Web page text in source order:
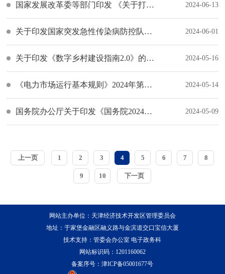
国家发展改革委等部门印发 《关于打造消费新场景培育消费新增长点的措施》的通知 2024-06-13
关于印发国家突发急性传染病防控队伍管理办法的通知 2024-06-01
关于印发《数字乡村建设指南2.0》的通知 2024-05-16
《电力市场运行基本规则》2024年第20号令 2024-05-14
国务院办公厅关于印发《国务院2024年度立法工作计划》的通知 2024-05-09
上一页 1 2 3 4 5 6 7 8
9 10 下一页
网站主办单位：天津经济技术开发区管理委员会
地址：于家堡金融区融义路与金滨道交口宝信大厦
技术支持：管委会办公室 电子政务科
网站标识码：1201160062
备案序号：津ICP备05001677号